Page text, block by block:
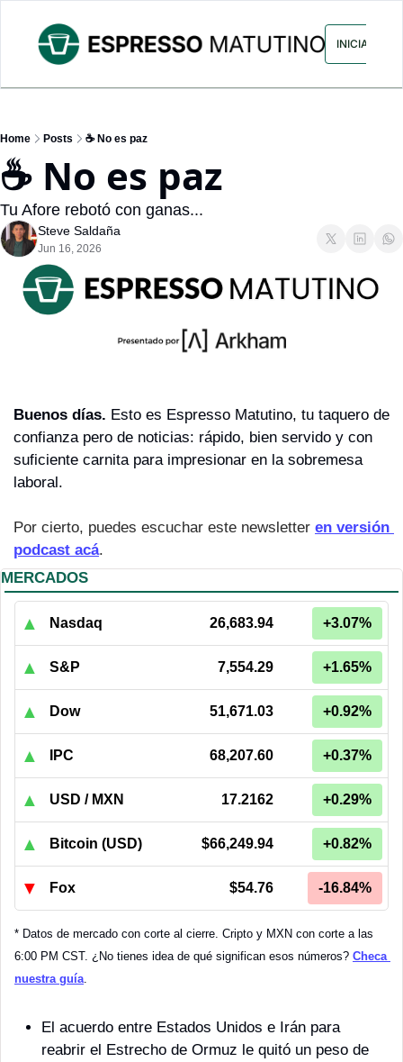
ARCHIVO ANUNCIA CON
INICIAR
Home Posts ☕ No es paz
☕ No es paz
Tu Afore rebotó con ganas...
Steve Saldaña
Jun 16, 2026
Buenos días. Esto es Espresso Matutino, tu taquero de
confianza pero de noticias: rápido, bien servido y con
suficiente carnita para impresionar en la sobremesa
laboral.
Por cierto, puedes escuchar este newsletter en versión
podcast acá.
MERCADOS
▲ Nasdaq 26,683.94 +3.07%
▲ S&P 7,554.29 +1.65%
▲ Dow 51,671.03 +0.92%
▲ IPC 68,207.60 +0.37%
▲ USD / MXN 17.2162 +0.29%
▲ Bitcoin (USD) $66,249.94 +0.82%
▼ Fox $54.76 -16.84%
* Datos de mercado con corte al cierre. Cripto y MXN con corte a las
6:00 PM CST. ¿No tienes idea de qué significan esos números? Checa
nuestra guía
El acuerdo entre Estados Unidos e Irán para
reabrir el Estrecho de Ormuz le quitó un peso de